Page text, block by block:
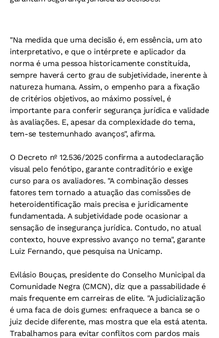
"Na medida que uma decisão é, em essência, um ato
interpretativo, e que o intérprete e aplicador da
norma é uma pessoa historicamente constituída,
sempre haverá certo grau de subjetividade, inerente à
natureza humana. Assim, o empenho para a fixação
de critérios objetivos, ao máximo possível, é
importante para conferir segurança jurídica e validade
às avaliações. E, apesar da complexidade do tema,
tem-se testemunhado avanços", afirma.
O Decreto nº 12.536/2025 confirma a autodeclaração
visual pelo fenótipo, garante contraditório e exige
curso para os avaliadores. "A combinação desses
fatores tem tornado a atuação das comissões de
heteroidentificação mais precisa e juridicamente
fundamentada. A subjetividade pode ocasionar a
sensação de insegurança jurídica. Contudo, no atual
contexto, houve expressivo avanço no tema", garante
Luiz Fernando, que pesquisa na Unicamp.
Evilásio Bouças, presidente do Conselho Municipal da
Comunidade Negra (CMCN), diz que a passabilidade é
mais frequente em carreiras de elite. "A judicialização
é uma faca de dois gumes: enfraquece a banca se o
juiz decide diferente, mas mostra que ela está atenta.
Trabalhamos para evitar conflitos com pardos mais